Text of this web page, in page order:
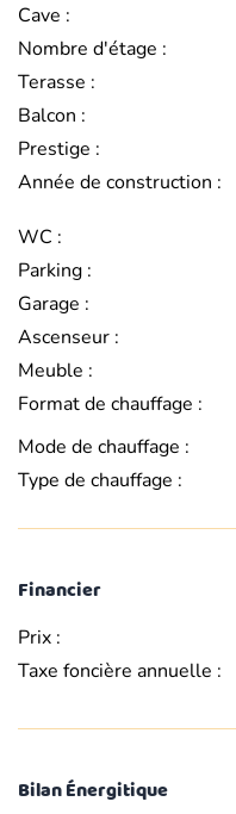
Cave :
Nombre d'étage :
Terasse :
Balcon :
Prestige :
Année de construction :
WC :
Parking :
Garage :
Ascenseur :
Meuble :
Format de chauffage :
Mode de chauffage :
Type de chauffage :
Financier
Prix :
Taxe foncière annuelle :
Bilan Énergitique